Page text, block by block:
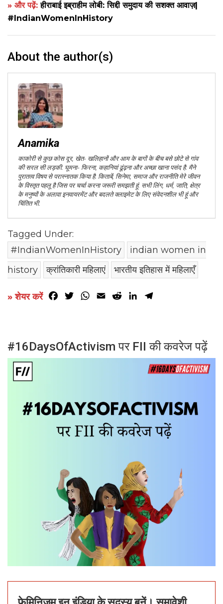
» और पढ़ें:हीराबाई इब्राहीम लोबी: सिद्दी समुदाय की सशक्त आवाज़|
#IndianWomenInHistory
About the author(s)
Anamika
काकोरी से कुछ कोस दूर, खेत- खलिहानों और आम के बागों के बीच बसे छोटे से गांव
की सरल सी लड़की. घूमना- फिरना, कहानियां ढूंढ़ना और अच्छा खाना पसंद है. मैने
पुरातत्व विषय से परास्नातक किया है. किताबें, सिनेमा, समाज और राजनीति मेरे जीवन
के विस्तृत पहलू है जिस पर चर्चा करना जरूरी समझती हूं. सभी लिंग, धर्म, जाति, क्षेत्र
के मनुष्यों के अलावा इनवायरमेंट और बदलते क्लाइमेट के लिए संवेदनशील भी हूं और
चिंतित भी.
Tagged Under:
#IndianWomenInHistory
indian women in
history
क्रांतिकारी महिलाएं भारतीय इतिहास में महिलाएँ
» शेयर करें Facebook
TwitterWhatsApp
Email RedditLinkedIn
#16DaysOfActivism पर FII की कवरेज पढ़ें